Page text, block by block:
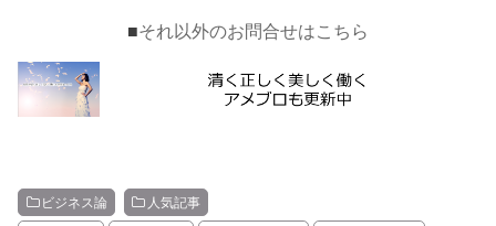
■それ以外のお問合せはこちら
ビジネス論 人気記事